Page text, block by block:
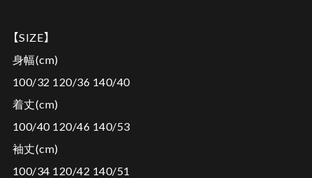
【SIZE】
身幅(cm)
100/32 120/36 140/40
着丈(cm)
100/40 120/46 140/53
袖丈(cm)
100/34 120/42 140/51